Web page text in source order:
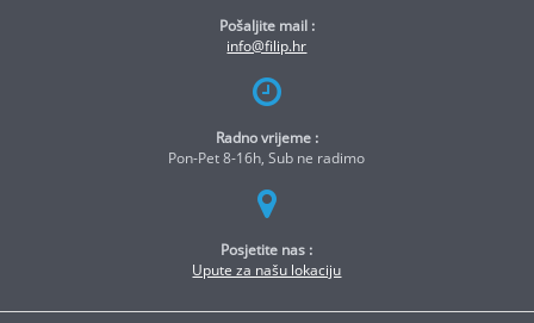
Pošaljite mail :
info@filip.hr
Radno vrijeme :
Pon-Pet 8-16h, Sub ne radimo
Posjetite nas :
Upute za našu lokaciju